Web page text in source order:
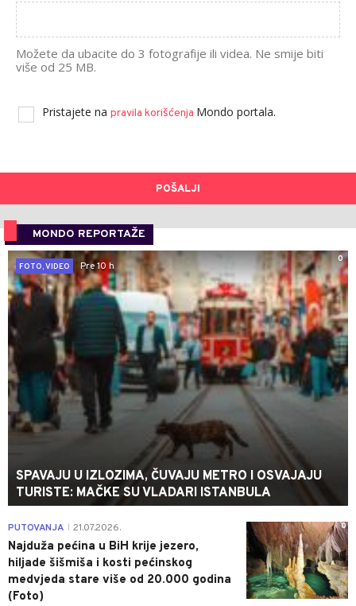
Možete da ubacite do 3 fotografije ili videa. Ne smije biti
više od 25 MB.
Pristajete na pravila korišćenja Mondo portala.
POŠALJI
MONDO REPORTAŽE
0
FOTO, VIDEO
Pre 10 h
SPAVAJU U IZLOZIMA, ČUVAJU METRO I OSVAJAJU
TURISTE: MAČKE SU VLADARI ISTANBULA
0
PUTOVANJA 21.07.2026.
Najduža pećina u BiH krije jezero,
hiljade šišmiša i kosti pećinskog
medvjeda stare više od 20.000 godina
(Foto)